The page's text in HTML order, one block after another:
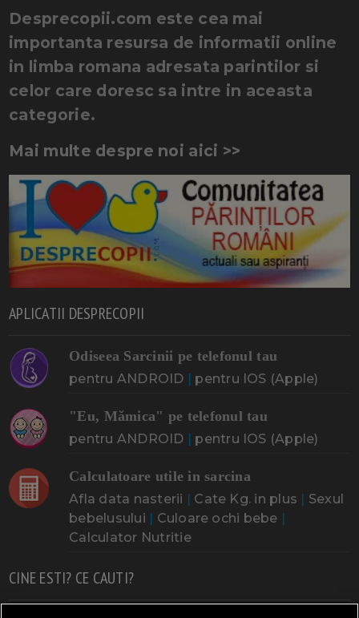
Desprecopii.com este cea mai
importanta resursa de informatii online
in limba romana adresata parintilor si
celor care doresc sa intre in aceasta
categorie.
Mai multe despre noi aici >>
APLICATII DESPRECOPII
Odiseea Sarcinii pe telefonul tau
pentru ANDROID | pentru IOS (Apple)
"Eu, Mămica" pe telefonul tau
pentru ANDROID | pentru IOS (Apple)
Calculatoare utile in sarcina
Afla data nasterii | Cate Kg. in plus | Sexul
bebelusului | Culoare ochi bebe |
Calculator Nutritie
CINE ESTI? CE CAUTI?